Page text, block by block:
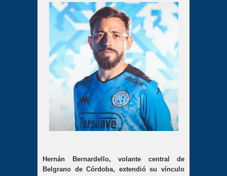
Hernán Bernardello, volante central de
Belgrano de Córdoba, extendió su vínculo